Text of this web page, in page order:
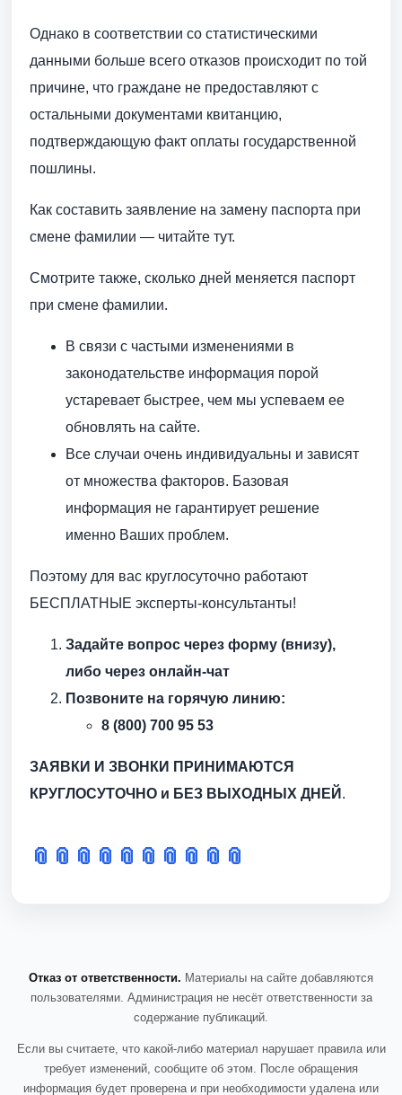
Однако в соответствии со статистическими
данными больше всего отказов происходит по той
причине, что граждане не предоставляют с
остальными документами квитанцию,
подтверждающую факт оплаты государственной
пошлины.
Как составить заявление на замену паспорта при
смене фамилии — читайте тут.
Смотрите также, сколько дней меняется паспорт
при смене фамилии.
В связи с частыми изменениями в
законодательстве информация порой
устаревает быстрее, чем мы успеваем ее
обновлять на сайте.
Все случаи очень индивидуальны и зависят
от множества факторов. Базовая
информация не гарантирует решение
именно Ваших проблем.
Поэтому для вас круглосуточно работают
БЕСПЛАТНЫЕ эксперты-консультанты!
Задайте вопрос через форму (внизу),
либо через онлайн-чат
Позвоните на горячую линию:
8 (800) 700 95 53
ЗАЯВКИ И ЗВОНКИ ПРИНИМАЮТСЯ
КРУГЛОСУТОЧНО и БЕЗ ВЫХОДНЫХ ДНЕЙ .
📎 📎 📎 📎 📎 📎 📎 📎 📎 📎
Отказ от ответственности. Материалы на сайте добавляются
пользователями. Администрация не несёт ответственности за
содержание публикаций.
Если вы считаете, что какой-либо материал нарушает правила или
требует изменений, сообщите об этом. После обращения
информация будет проверена и при необходимости удалена или